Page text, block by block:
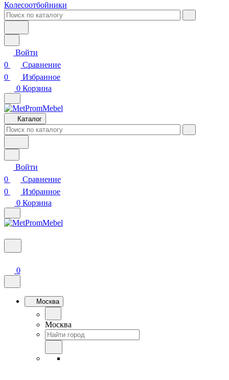
Колесоотбойники
Войти
0
Сравнение
0
Избранное
0 Корзина
Каталог
Войти
0
Сравнение
0
Избранное
0 Корзина
0
Москва
Москва